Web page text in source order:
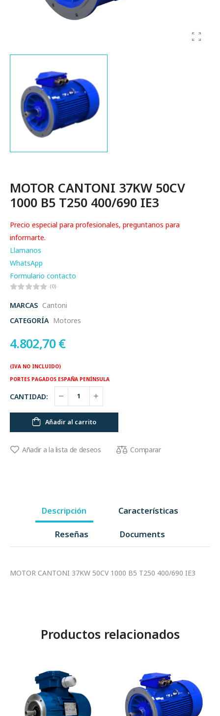
MOTOR CANTONI 37KW 50CV
1000 B5 T250 400/690 IE3
Precio especial para profesionales, preguntanos para
informarte.
Llamanos
WhatsApp
Formulario contacto
(0)
MARCAS Cantoni
CATEGORÍA Motores
4.802,70€
(IVA NO INCLUIDO)
PORTES PAGADOS ESPAÑA PENÍNSULA
CANTIDAD:
Añadir al carrito
Añadir a la lista de deseos Comparar
Descripción Características
Reseñas Documents
MOTOR CANTONI 37KW 50CV 1000 B5 T250 400/690 IE3
Productos relacionados